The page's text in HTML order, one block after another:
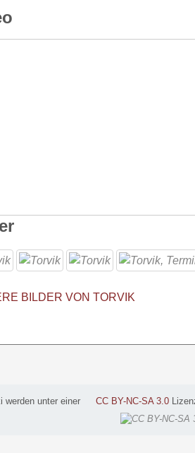
BILDER VON TORVIK
werden unter einer CC BY-NC-SA 3.0